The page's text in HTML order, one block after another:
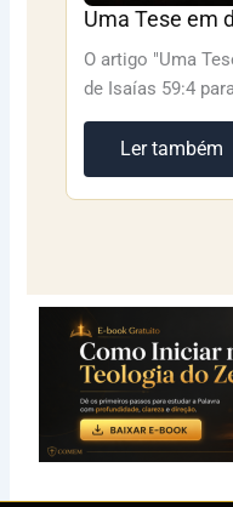
Uma Tese em
O artigo "Uma
de Isaías 59:4
Ler também